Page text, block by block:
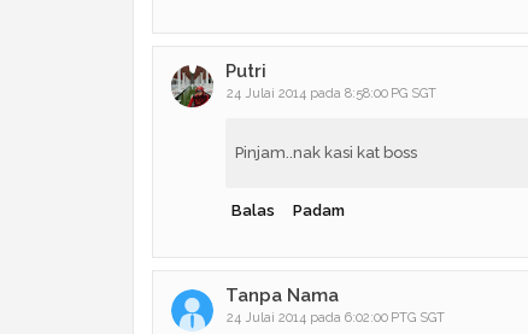
Putri
24 Julai 2014 pada 8:58:00 PG SGT
Pinjam..nak kasi kat boss
Balas Padam
Tanpa Nama
24 Julai 2014 pada 6:02:00 PTG SGT